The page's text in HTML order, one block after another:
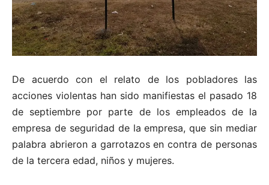
De acuerdo con el relato de los pobladores las
acciones violentas han sido manifiestas el pasado 18
de septiembre por parte de los empleados de la
empresa de seguridad de la empresa, que sin mediar
palabra abrieron a garrotazos en contra de personas
de la tercera edad, niños y mujeres.